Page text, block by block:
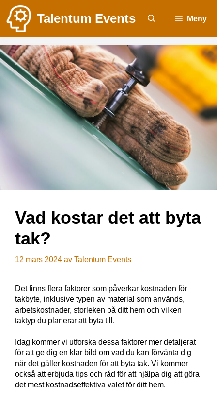
Talentum Events Meny
Vad kostar det att byta
tak?
12 mars 2024 av Talentum Events
Det finns flera faktorer som påverkar kostnaden för
takbyte, inklusive typen av material som används,
arbetskostnader, storleken på ditt hem och vilken
taktyp du planerar att byta till.
Idag kommer vi utforska dessa faktorer mer detaljerat
för att ge dig en klar bild om vad du kan förvänta dig
när det gäller kostnaden för att byta tak. Vi kommer
också att erbjuda tips och råd för att hjälpa dig att göra
det mest kostnadseffektiva valet för ditt hem.